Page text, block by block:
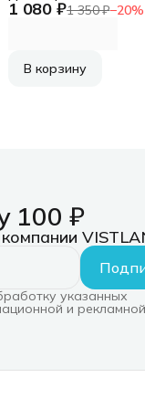
1 080 ₽1 350 ₽−20%
Wits Flexible
(GP-
В корзину
100 ₽
указанных
и